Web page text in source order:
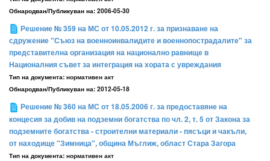
Обнародван/Публикуван на: 2006-05-30
Решение № 359 на МС от 10.05.2012 г. за признаване на
сдружение "Съюз на военноинвалидите и военнопострадалите" за
представителна организация на национално равнище в
Националния съвет за интеграция на хората с увреждания
Тип на документа: нормативен акт
Обнародван/Публикуван на: 2012-05-18
Решение № 360 на МС от 18.05.2006 г. за предоставяне на
концесия за добив на подземни богатства по чл. 2, т. 5 от Закона за
подземните богатства - строителни материали - пясъци и чакъли,
от находище "Зимница", община Мъглиж, област Стара Загора
Тип на документа: нормативен акт